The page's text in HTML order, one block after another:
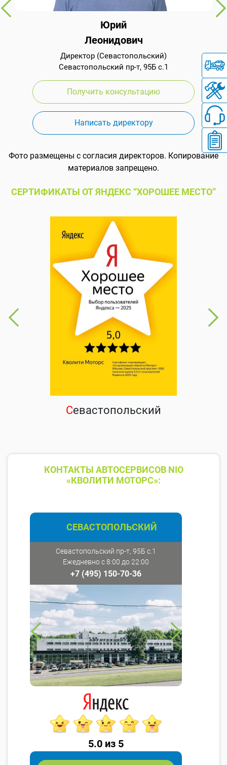
Юрий
Леонидович
Директор (Севастопольский)
Севастопольский пр-т, 95Б с.1
Получить консультацию
Написать директору
Фото размещены с согласия директоров. Копирование
материалов запрещено.
СЕРТИФИКАТЫ ОТ ЯНДЕКС “ХОРОШЕЕ МЕСТО”
Севастопольский
КОНТАКТЫ АВТОСЕРВИСОВ NIO
«КВОЛИТИ МОТОРС»:
СЕВАСТОПОЛЬСКИЙ
Севастопольский пр-т, 95Б с.1
Ежедневно с 8:00 до 22:00
+7 (495) 150-70-36
5.0 из 5